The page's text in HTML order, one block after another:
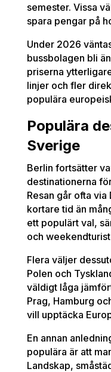
semester. Vissa
spara pengar på
Under 2026
bussbolagen bli
priserna
linjer och fler
populära
Populära
Sverige
Berlin fortsätter
destinationerna
Resan går ofta
kortare tid än
ett populärt val,
och
Flera väljer
Polen och
väldigt låga
Prag, Hamburg
vill upptäcka
En annan
populära är att
Landskap,